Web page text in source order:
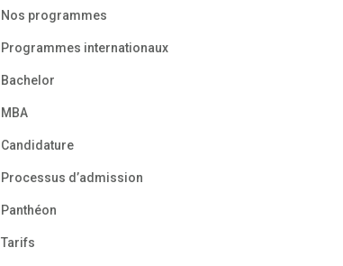
Nos programmes
Programmes internationaux
Bachelor
MBA
Candidature
Processus d’admission
Panthéon
Tarifs